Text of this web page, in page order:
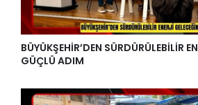
BÜYÜKŞEHİR’DEN SÜRDÜRÜLEBİLİR
GÜÇLÜ ADIM